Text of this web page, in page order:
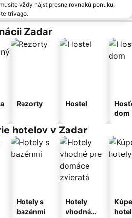
vždy nájsť presne rovnakú ponuku,
trivago.
Zadar
Rezorty Hostel
dom
hotelov v Zadar
Hotely s
bazénmi
Hotely
vhodné